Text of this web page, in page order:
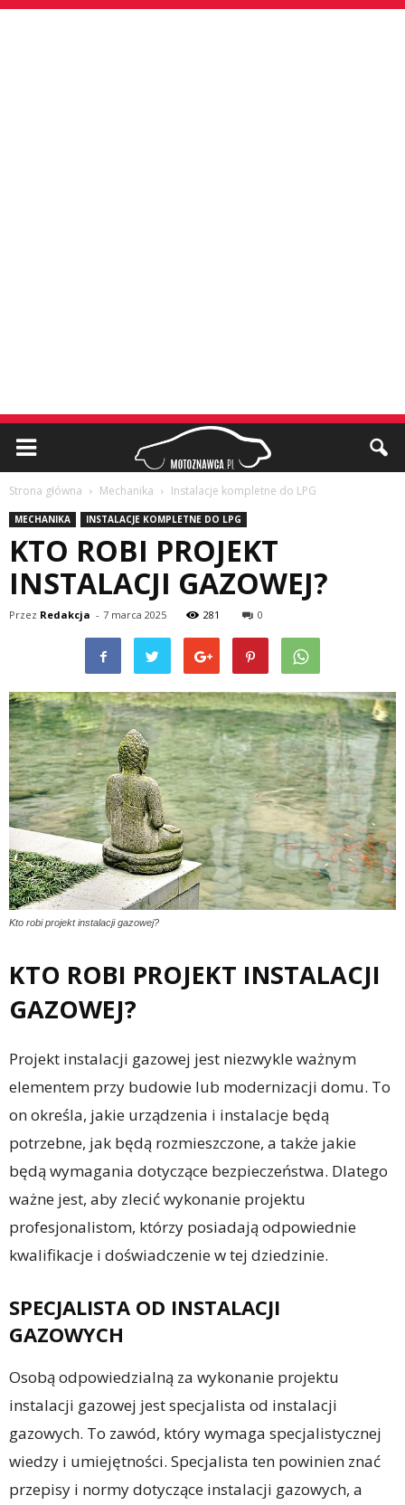
Strona główna Mechanika Instalacje kompletne do LPG
MECHANIKA INSTALACJE KOMPLETNE DO LPG
KTO ROBI PROJEKT
INSTALACJI GAZOWEJ?
Przez Redakcja - 7 marca 2025 281 0
Kto robi projekt instalacji gazowej?
KTO ROBI PROJEKT INSTALACJI
GAZOWEJ?
Projekt instalacji gazowej jest niezwykle ważnym
elementem przy budowie lub modernizacji domu. To
on określa, jakie urządzenia i instalacje będą
potrzebne, jak będą rozmieszczone, a także jakie
będą wymagania dotyczące bezpieczeństwa. Dlatego
ważne jest, aby zlecić wykonanie projektu
profesjonalistom, którzy posiadają odpowiednie
kwalifikacje i doświadczenie w tej dziedzinie.
SPECJALISTA OD INSTALACJI
GAZOWYCH
Osobą odpowiedzialną za wykonanie projektu
instalacji gazowej jest specjalista od instalacji
gazowych. To zawód, który wymaga specjalistycznej
wiedzy i umiejętności. Specjalista ten powinien znać
przepisy i normy dotyczące instalacji gazowych, a